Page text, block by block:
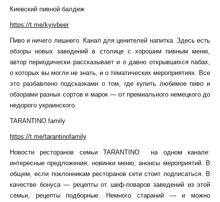
Киевский пивной балдеж
https://t.me/kyivbeer
Пиво и ничего лишнего. Канал для ценителей напитка. Здесь есть
обзоры новых заведений в столице с хорошим пивным меню,
автор периодически рассказывает и о давно открывшихся пабах,
о которых вы могли не знать, и о тематических мероприятиях. Все
это разбавлено подсказками о том, где купить любимое пиво и
обзорами разных сортов и марок — от премиального немецкого до
недорого украинского.
TARANTINO family
https://t.me/tarantinofamily
Новости ресторанов семьи TARANTINO на одном канале:
интересные предложения, новинки меню, анонсы мероприятий. В
общем, если поклонникам ресторанов сети стоит подписаться. В
качестве бонуса — рецепты от шеф-поваров заведений из этой
семьи, рецепты подборные. Немного стараний — и можно